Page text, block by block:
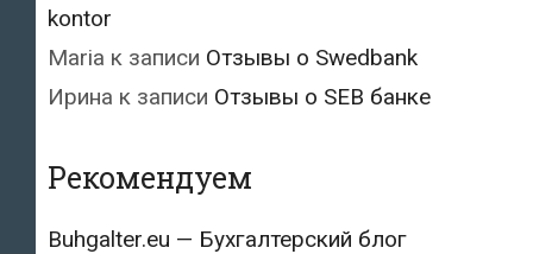
kontor
Maria к записи Отзывы о Swedbank
Ирина к записи Отзывы о SEB банке
Рекомендуем
Buhgalter.eu — Бухгалтерский блог